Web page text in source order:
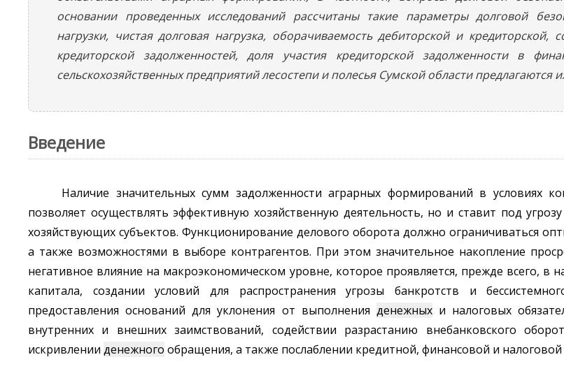
основании проведенных исследований рассчитаны такие параметры долговой
нагрузки, чистая долговая нагрузка, оборачиваемость дебиторской и
кредиторской задолженностей, доля участия кредиторской задолженности в
сельскохозяйственных предприятий лесостепи и полесья Сумской области предлагаются
Введение
Наличие значительных сумм задолженности аграрных формирований в условиях
позволяет осуществлять эффективную хозяйственную деятельность, но и ставит под
хозяйствующих субъектов. Функционирование делового оборота должно ограничиваться
а также возможностями в выборе контрагентов. При этом значительное накопление
негативное влияние на макроэкономическом уровне, которое проявляется, прежде всего, в
капитала, создании условий для распространения угрозы банкротств и
предоставления оснований для уклонения от выполнения денежныхи налоговых
внутренних и внешних заимствований, содействии разрастанию внебанковского
искривлении денежного обращения, а также послаблении кредитной, финансовой и налоговой